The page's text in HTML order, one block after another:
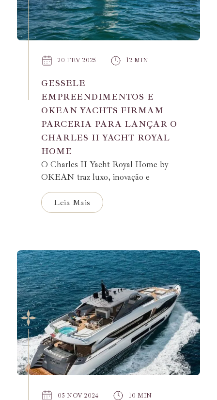
20 FEV 2025 12 MIN
GESSELE
EMPREENDIMENTOS E
OKEAN YACHTS FIRMAM
PARCERIA PARA LANÇAR O
CHARLES II YACHT ROYAL
HOME
O Charles II Yacht Royal Home by
OKEAN traz luxo, inovação e
exclusividade para Itapema, inspirado na
grandiosidade náutica.
Leia Mais
05 NOV 2024 10 MIN